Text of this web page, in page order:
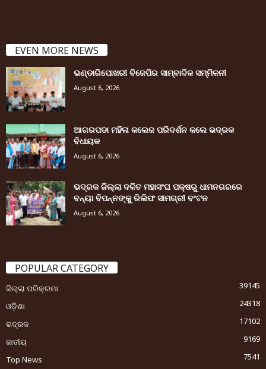
EVEN MORE NEWS
ଭଣ୍ଡାରିପୋଖରୀ ବିଜେପିର ସାମ୍ବାଦିକ ସମ୍ମିଳନୀ
August 6, 2026
ଆଗରପଡା ମହିଳା କଲେଜ ପରିଦର୍ଶନ କଲେ ଭଦ୍ରକ
ବିଧାୟକ
August 6, 2026
ଭଦ୍ରକ ଜିଲ୍ଲା ଦଳିତ ମହାସଂଘ ପକ୍ଷରୁ ଧାମନଗରରେ
ବନ୍ୟା ବିପନ୍ନଙ୍କୁ ରିଲିଫ ସାମଗ୍ରୀ ବଂଟନ
August 6, 2026
POPULAR CATEGORY
ଜିଲ୍ଲା ପରିକ୍ରମା
39145
ଓଡ଼ିଶା
24318
ଭଦ୍ରକ
17102
ଜାତୀୟ
9169
Top News
7541